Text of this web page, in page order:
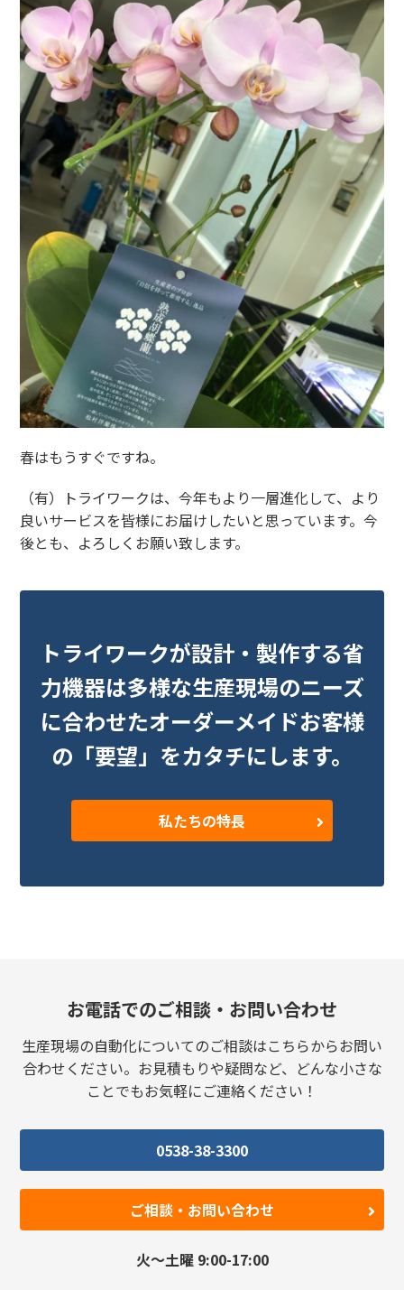
春はもうすぐですね。
（有）トライワークは、今年もより一層進化して、より
良いサービスを皆様にお届けしたいと思っています。今
後とも、よろしくお願い致します。
トライワークが設計・製作する省
力機器は多様な生産現場のニーズ
に合わせたオーダーメイドお客様
の「要望」をカタチにします。
私たちの特長
お電話でのご相談・お問い合わせ
生産現場の自動化についてのご相談はこちらからお問い
合わせください。 お見積もりや疑問など、どんな小さな
ことでもお気軽にご連絡ください！
0538-38-3300
ご相談・お問い合わせ
火〜土曜 9:00-17:00